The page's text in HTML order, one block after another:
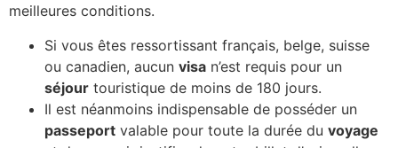
meilleures conditions.
Si vous êtes ressortissant français, belge, suisse
ou canadien, aucun visa n’est requis pour un
séjour touristique de moins de 180 jours.
Il est néanmoins indispensable de posséder un
passeport valable pour toute la durée du voyage